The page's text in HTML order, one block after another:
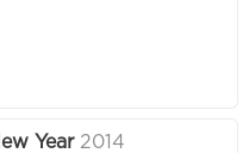
Year 2014